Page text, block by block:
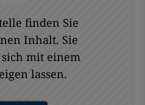
finden Sie
Inhalt. Sie
mit einem
lassen.